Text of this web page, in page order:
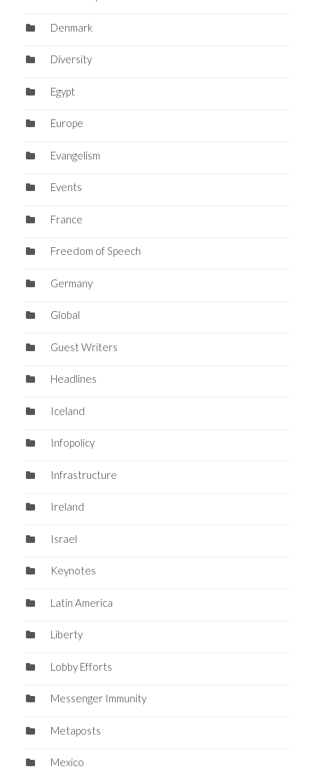
Denmark
Diversity
Egypt
Europe
Evangelism
Events
France
Freedom of Speech
Germany
Global
Guest Writers
Headlines
Iceland
Infopolicy
Infrastructure
Ireland
Israel
Keynotes
Latin America
Liberty
Lobby Efforts
Messenger Immunity
Metaposts
Mexico